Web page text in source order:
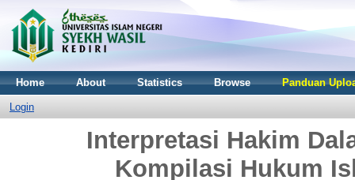
Home About Statistics Browse Panduan
Login
Interpretasi Hakim
Kompilasi Hukum